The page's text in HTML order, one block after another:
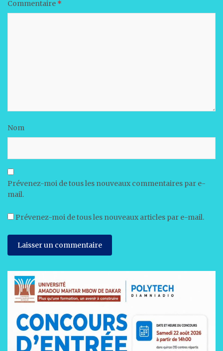
Commentaire *
Nom
Prévenez-moi de tous les nouveaux commentaires par e-
mail.
Prévenez-moi de tous les nouveaux articles par e-mail.